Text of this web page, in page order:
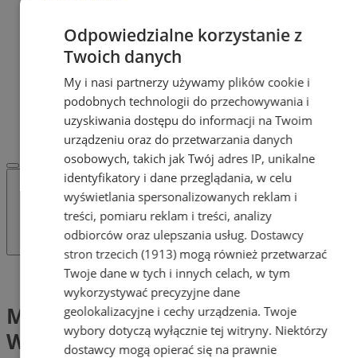
Dodaj ogłoszenie
POLECAMY
Protocol IT
Pracuj.pl - praca w Zabrzu
Praca Zabrze
REKLAMA
WSPÓŁPRACA
Tag: Moc Czytania w Edukacji i Wychowaniu
Moc Czytania w Edukacji i
Wychowaniu (1)
Odpowiedzialne korzystanie z
Twoich danych
My i nasi partnerzy używamy plików cookie i
podobnych technologii do przechowywania i
uzyskiwania dostępu do informacji na Twoim
urządzeniu oraz do przetwarzania danych
osobowych, takich jak Twój adres IP, unikalne
identyfikatory i dane przeglądania, w celu
wyświetlania spersonalizowanych reklam i
treści, pomiaru reklam i treści, analizy
odbiorców oraz ulepszania usług. Dostawcy
stron trzecich (1913)mogą również przetwarzać
Twoje dane w tych i innych celach, w tym
wykorzystywać precyzyjne dane
geolokalizacyjne i cechy urządzenia. Twoje
wybory dotyczą wyłącznie tej witryny. Niektórzy
dostawcy mogą opierać się na prawnie